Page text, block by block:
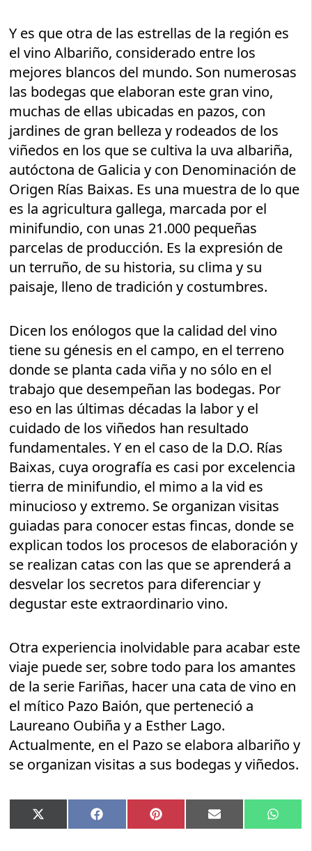
Y es que otra de las estrellas de la región es
el vino Albariño, considerado entre los
mejores blancos del mundo. Son numerosas
las bodegas que elaboran este gran vino,
muchas de ellas ubicadas en pazos, con
jardines de gran belleza y rodeados de los
viñedos en los que se cultiva la uva albariña,
autóctona de Galicia y con Denominación de
Origen Rías Baixas. Es una muestra de lo que
es la agricultura gallega, marcada por el
minifundio, con unas 21.000 pequeñas
parcelas de producción. Es la expresión de
un terruño, de su historia, su clima y su
paisaje, lleno de tradición y costumbres.
Dicen los enólogos que la calidad del vino
tiene su génesis en el campo, en el terreno
donde se planta cada viña y no sólo en el
trabajo que desempeñan las bodegas. Por
eso en las últimas décadas la labor y el
cuidado de los viñedos han resultado
fundamentales. Y en el caso de la D.O. Rías
Baixas, cuya orografía es casi por excelencia
tierra de minifundio, el mimo a la vid es
minucioso y extremo. Se organizan visitas
guiadas para conocer estas fincas, donde se
explican todos los procesos de elaboración y
se realizan catas con las que se aprenderá a
desvelar los secretos para diferenciar y
degustar este extraordinario vino.
Otra experiencia inolvidable para acabar este
viaje puede ser, sobre todo para los amantes
de la serie Fariñas, hacer una cata de vino en
el mítico Pazo Baión, que perteneció a
Laureano Oubiña y a Esther Lago.
Actualmente, en el Pazo se elabora albariño y
se organizan visitas a sus bodegas y viñedos.
Compartir
en
X
(Twitter)
Compartir
en
Facebook Compartir
en
Pinterest Compartir
en
Email
en